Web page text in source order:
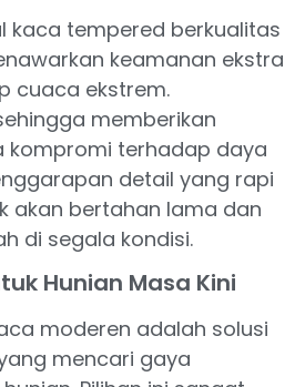
kaca tempered berkualitas
keamanan ekstra
cuaca ekstrem.
memberikan
kompromi terhadap daya
detail yang rapi
akan bertahan lama dan
di segala kondisi.
Hunian Masa Kini
moderen adalah solusi
mencari gaya